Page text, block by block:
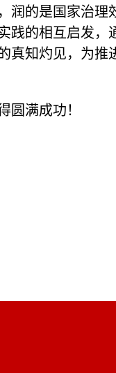
润的是国家治
践的相互启发
真知灼见，为
圆满成功！